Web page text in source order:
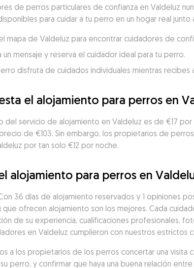
de perros particulares de confianza en Valdeluz
para cuidar a tu perro en un hogar real
el mapa de Valdeluz para encontrar cuidadores de
un mensaje y reserva el cuidador ideal para tu perro.
disfruta de cuidados individuales mientras
el alojamiento para perros en
del servicio de alojamiento en Valdeluz es de €17
de €103. Sin embargo, los propietarios de
por tan solo €12 por noche.
alojamiento para perros en
36 días de alojamiento reservados y 1 opiniones
ofrecen alojamiento son los mejores. Cada
de su experiencia, cualificaciones profesionales,
en Valdeluz cumplieron con nuestros estrictos
a los propietarios de los perros concertar una
perro, y confirmar que haya una buena relación